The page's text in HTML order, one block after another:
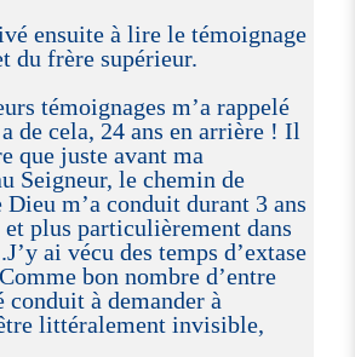
ensuite à lire le témoignage
du frère supérieur.
témoignages m’a rappelé
de cela, 24 ans en arrière ! Il
que juste avant ma
Seigneur, le chemin de
Dieu m’a conduit durant 3 ans
et plus particulièrement dans
ai vécu des temps d’extase
bon nombre d’entre
conduit à demander à
littéralement invisible,